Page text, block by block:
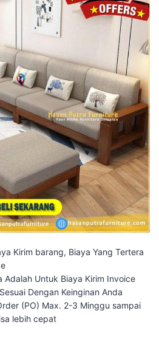
Kirim barang, Biaya Yang Tertera
Adalah Untuk Biaya Kirim Invoice
Dengan Keinginan Anda
(PO) Max. 2-3 Minggu sampai
lebih cepat